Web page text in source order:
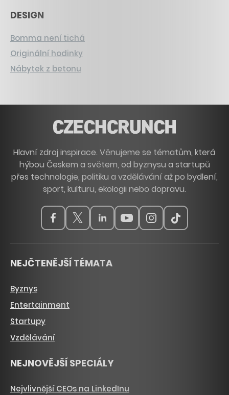
DESIGN
Bomma není tichá
Originální hodinky
Nábytek z betonu
Hlavní zdroj inspirace. Věnujeme se tématům, která
hýbou Českem a světem, od byznysu a startupů
přes technologie, politiku a vzdělávání až po bydlení,
sport, kulturu, ekologii nebo dopravu.
NEJČTENĚJŠÍ TÉMATA
Byznys
Entertainment
Startupy
Vzdělávání
NEJNOVĚJŠÍ SPECIÁLY
Nejvlivnější CEOs na LinkedInu